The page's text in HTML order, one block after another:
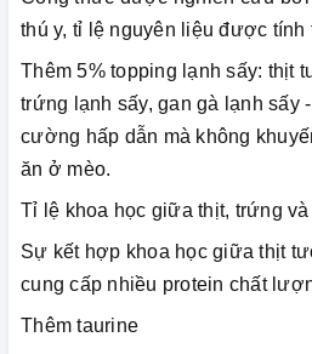
thú y, tỉ lệ nguyên liệu được tính
Thêm 5% topping lạnh sấy: thịt
trứng lạnh sấy, gan gà lạnh sấy
cường hấp dẫn mà không
ăn ở mèo.
Tỉ lệ khoa học giữa thịt, trứng
Sự kết hợp khoa học giữa thịt
cung cấp nhiều protein chất
Thêm taurine